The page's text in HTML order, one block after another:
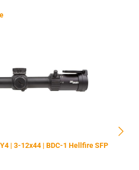
| 3-12x44 | BDC-1 Hellfire SFP